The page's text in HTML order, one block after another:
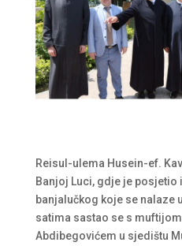
Reisul-ulema Husein-ef.
Banjoj Luci, gdje je
banjalučkog koje se nalaze
satima sastao se s
Abdibegovićem u sjedištu